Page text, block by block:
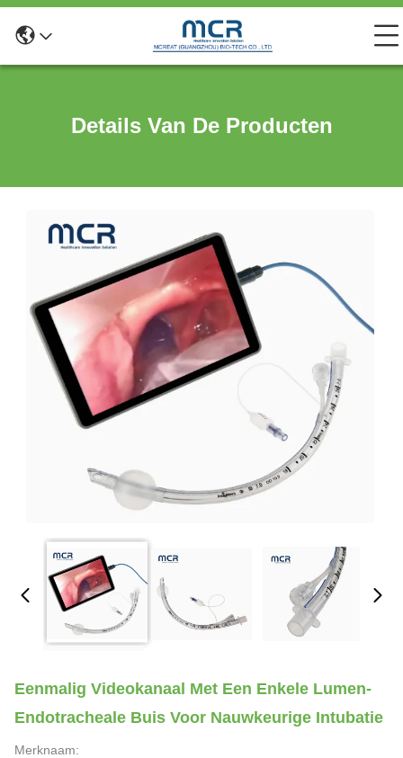
Details Van De Producten
Eenmalig Videokanaal Met Een Enkele Lumen-
Endotracheale Buis Voor Nauwkeurige Intubatie
Merknaam: